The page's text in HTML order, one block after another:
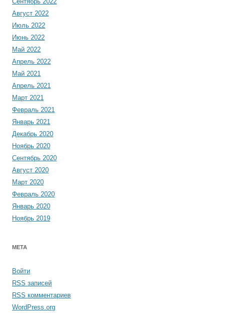
Август 2022
Июль 2022
Июнь 2022
Май 2022
Апрель 2022
Май 2021
Апрель 2021
Март 2021
Февраль 2021
Январь 2021
Декабрь 2020
Ноябрь 2020
Сентябрь 2020
Август 2020
Март 2020
Февраль 2020
Январь 2020
Ноябрь 2019
МЕТА
Войти
RSS записей
RSS комментариев
WordPress.org